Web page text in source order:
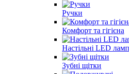
Ручки
Комфорт та гігієна
Настільні LED
Зубні щітки